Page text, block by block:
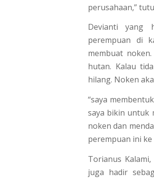
perusahaan,”
Devianti yang
perempuan di
membuat
hutan. Kalau
hilang. Noken
“saya
saya bikin untuk
noken dan
perempuan ini ke
Torianus
juga hadir